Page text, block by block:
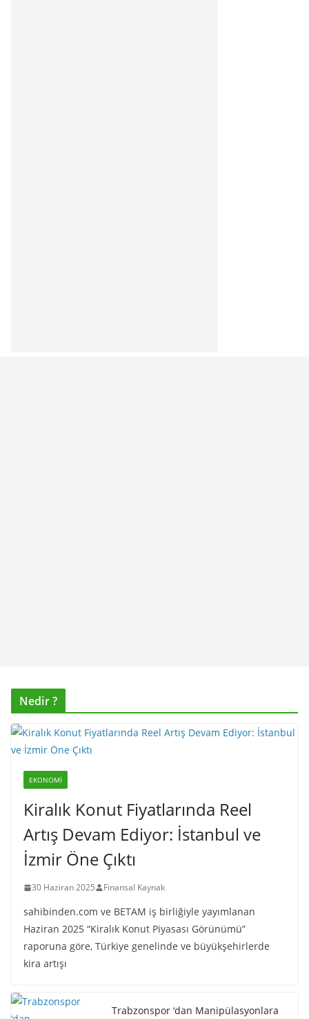
Nedir ?
EKONOMI
Kiralık Konut Fiyatlarında Reel
Artış Devam Ediyor: İstanbul ve
İzmir Öne Çıktı
30 Haziran 2025 Finansal Kaynak
sahibinden.com ve BETAM iş birliğiyle yayımlanan
Haziran 2025 “Kiralık Konut Piyasası Görünümü”
raporuna göre, Türkiye genelinde ve büyükşehirlerde
kira artışı
Trabzonspor ‘dan Manipülasyonlara